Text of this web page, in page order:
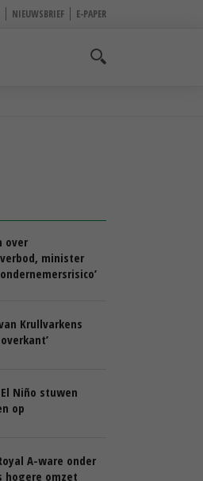
NIEUWSBRIEF E-PAPER
over
minister
Krullvarkens
Niño stuwen
op
A-ware onder
hogere omzet